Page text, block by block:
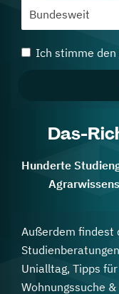
Ich stimme den
Das-
Hunderte
Außerdem findest
Unialltag, Tipps
Wohnungssuche